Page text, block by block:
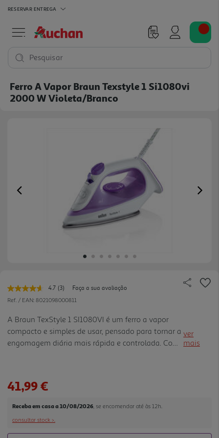
RESERVAR ENTREGA
Pesquisar
Ferro A Vapor Braun Texstyle 1 Si1080vi
2000 W Violeta/branco
Previous
4.7 Leu
3
Link
para
a
mesma
página.
(3)
Faça a sua avaliação
Ref. / EAN: 8021098000811
A Braun TexStyle 1 SI1080VI é um ferro a vapor
compacto e simples de usar, pensado para tornar a
engomagem diária mais rápida e controlada. Com
a dia. O depósito de água de 220 ml dá autonomia
tecidos. A ponta de precisão facilita o acesso a
ver
mais
41,99 €
Receba em casa a 10/08/2026 , se encomendar até às 12h.
consultar stock >.